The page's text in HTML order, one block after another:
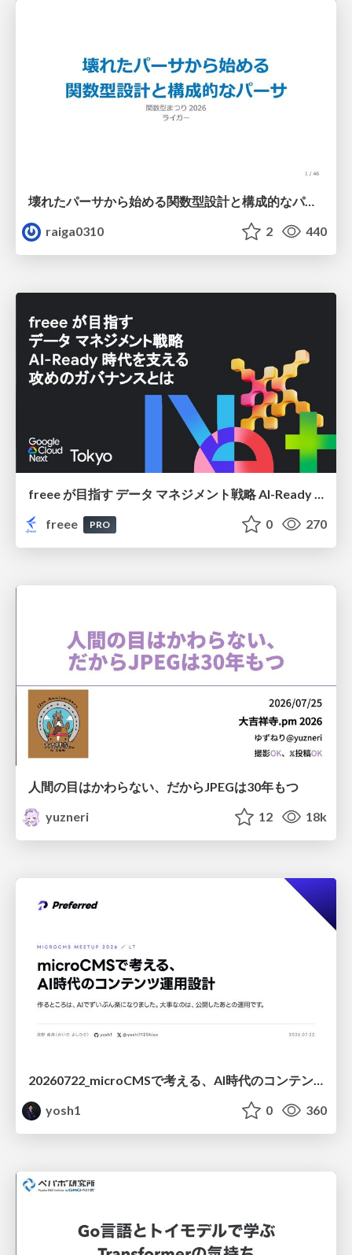
壊れたパーサから始める関数型設計と構成的なパーサ #fp_matsuri
raiga0310
2 440
freee が目指す データ マネジメント戦略 AI-Ready 時代を支える 攻めのガバナンスとは
freee
PRO 0 270
人間の目はかわらない、だからJPEGは30年もつ
yuzneri
12 18k
yosh1
0 360